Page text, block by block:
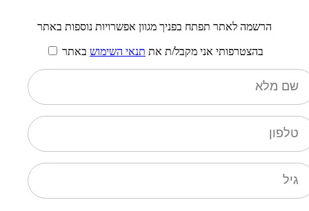
הרשמה לאתר תפתח בפניך מגוון אפשרויות נוספות באתר
בהצטרפותי אני מקבל/ת את תנאי השימוש באתר